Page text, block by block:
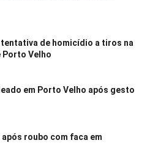
tentativa de homicídio a tiros na
Porto Velho
em Porto Velho após gesto
após roubo com faca em